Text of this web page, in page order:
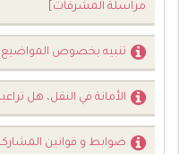
مراسلة المشرفات]
تنبيه بخصوص المواضيع
الأمانة في النقل، هل
ضوابط و قوانين